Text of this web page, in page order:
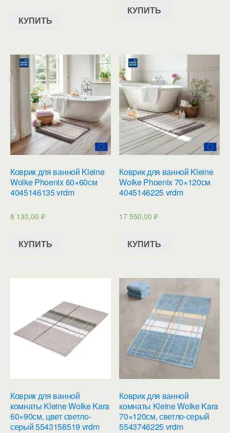
КУПИТЬ
КУПИТЬ
Коврик для ванной Kleine
Wolke Phoenix 60×60см
4045146135 vrdm
8 130,00 ₽
КУПИТЬ
Коврик для ванной Kleine
Wolke Phoenix 70×120см
4045146225 vrdm
17 550,00₽
КУПИТЬ
Коврик для ванной
комнаты Kleine Wolke Kara
60×90см, цвет светло-
серый 5543158519 vrdm
Коврик для ванной
комнаты Kleine Wolke Kara
70×120см, светло-серый
5543746225 vrdm